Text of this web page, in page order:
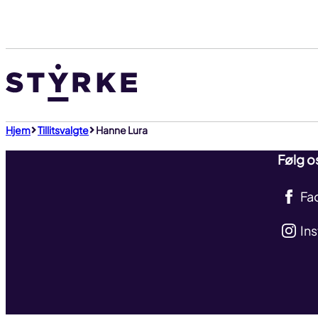
innhold
Hjem Tillitsvalgte Hanne Lura
Følg